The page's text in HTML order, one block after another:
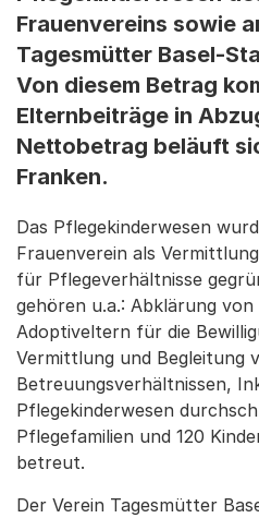
Frauenvereins sowie
Tagesmütter Basel-
Von diesem Betrag
Elternbeiträge in
Nettobetrag beläuft
Franken.
Das Pflegekinderwesen
Frauenverein als
für Pflegeverhältnisse
gehören u.a.: Abklärung
Adoptiveltern für die
Vermittlung und Begleitung
Betreuungsverhältnissen,
Pflegekinderwesen
Pflegefamilien und 120
betreut.
Der Verein Tagesmütter